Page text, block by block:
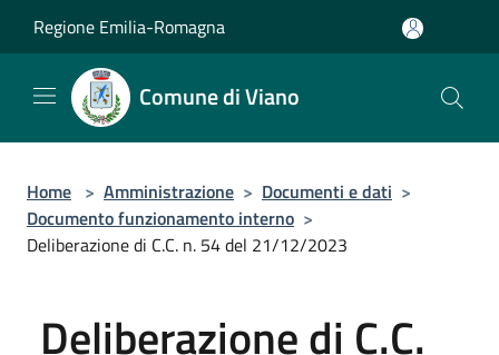
Regione Emilia-Romagna
Comune di Viano
Home > Amministrazione > Documenti e dati >
Documento funzionamento interno >
Deliberazione di C.C. n. 54 del 21/12/2023
Deliberazione di C.C.